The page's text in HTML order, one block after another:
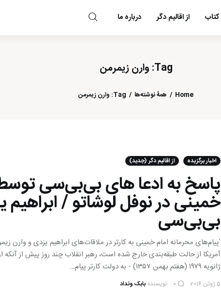
کتاب از اقالیم دگر درباره ما
Tag: وارن زیمرمن
Home همهٔ نوشته‌ها Tag: وارن زیمرمن
اخبار برگزیده از اقالیم دگر (جدید)
پاسخ به ادعا های بی‌بی‌سی توسط
خمینی در نوفل لوشاتو /
بی‌بی‌سی
'پیام‌های محرمانه امام خمینی به کارتر در ملاقات‌های ابراهیم یزدی و وارن
ژانویه ۱۹۷۹ (هفتم بهمن ۱۳۵۷) - به دولت کارتر پیام…
5 ژوئن 2016 0 نویسنده بابک ونداد